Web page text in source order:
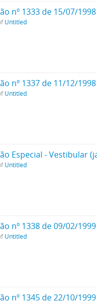
nº 1333 de 15/07/1998
Untitled
nº 1337 de 11/12/1998
Untitled
Especial - Vestibular
Untitled
nº 1338 de 09/02/1999
Untitled
nº 1345 de 22/10/1999